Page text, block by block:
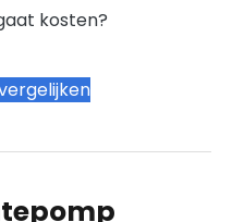
kosten?